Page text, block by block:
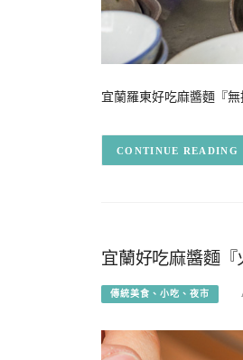
宜蘭羅東好吃麻醬麵『
CONTINUE READING
宜蘭好吃麻醬麵
傳統美食、小吃、夜市